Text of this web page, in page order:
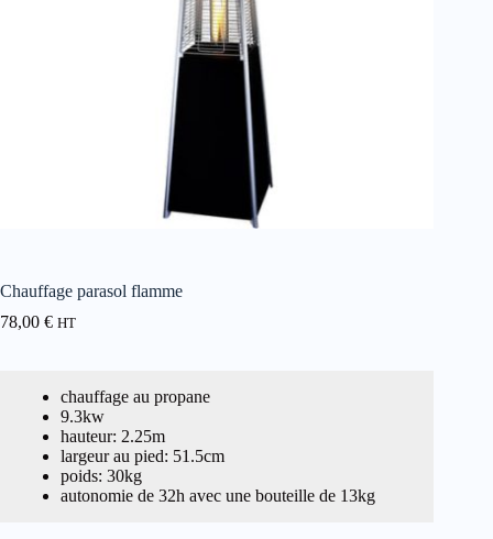
Chauffage parasol flamme
78,00 € HT
chauffage au propane
9.3kw
hauteur: 2.25m
largeur au pied: 51.5cm
poids: 30kg
autonomie de 32h avec une bouteille de 13kg